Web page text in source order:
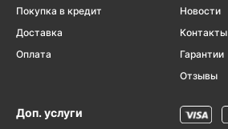
Покупка в кредит
Доставка
Оплата
Новости
Контакты
Гарантии
Отзывы
Доп. услуги